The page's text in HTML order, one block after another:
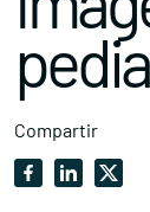
Compartir